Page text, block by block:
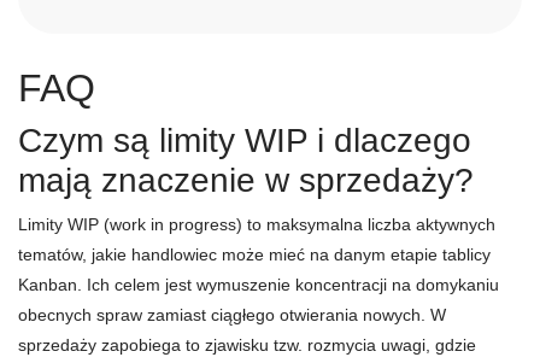
FAQ
Czym są limity WIP i dlaczego
mają znaczenie w sprzedaży?
Limity WIP (work in progress) to maksymalna liczba aktywnych
tematów, jakie handlowiec może mieć na danym etapie tablicy
Kanban. Ich celem jest wymuszenie koncentracji na domykaniu
obecnych spraw zamiast ciągłego otwierania nowych. W
sprzedaży zapobiega to zjawisku tzw. rozmycia uwagi, gdzie